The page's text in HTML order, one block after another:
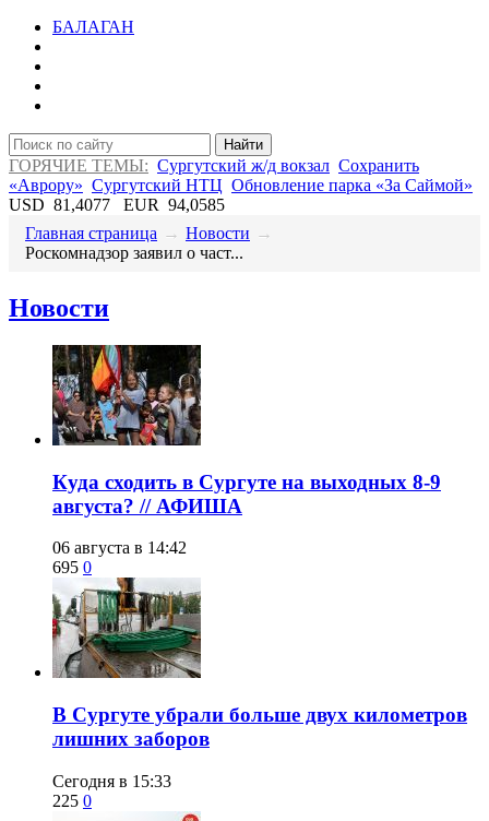
БАЛАГАН
Найти
ГОРЯЧИЕ ТЕМЫ: Сургутский ж/д вокзал Сохранить
«Аврору» Сургутский НТЦ Обновление парка «За Саймой»
USD 81,4077 EUR 94,0585
Главная страница → Новости →
Роскомнадзор заявил о част...
Новости
​Куда сходить в Сургуте на выходных 8-9
августа? // АФИША
06 августа в 14:42
695 0
​В Сургуте убрали больше двух километров
лишних заборов
Сегодня в 15:33
225 0